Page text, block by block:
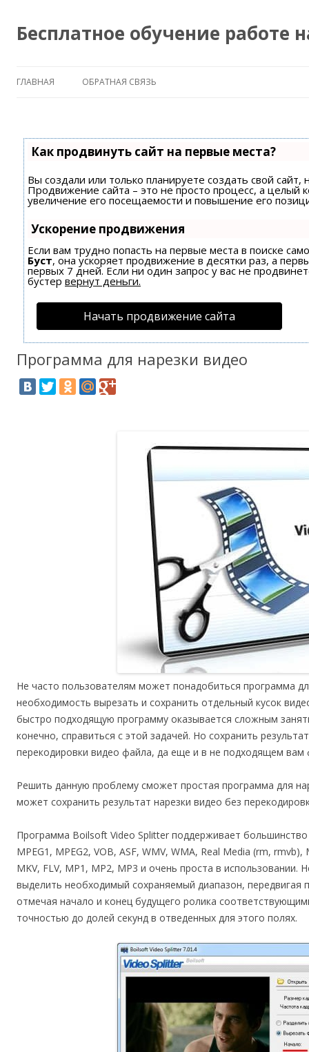
Бесплатное обучение работе
ГЛАВНАЯ ОБРАТНАЯ СВЯЗЬ
Как продвинуть сайт на первые места?
Вы создали или только планируете создать свой сайт,
Продвижение сайта – это не просто процесс, а целый
увеличение его посещаемости и повышение его
Ускорение продвижения
Если вам трудно попасть на первые места в поиске
Буст, она ускоряет продвижение в десятки раз, а
первых 7 дней. Если ни один запрос у вас не
бустер вернут деньги.
Начать продвижение сайта
Программа для нарезки видео
Не часто пользователям может понадобиться программа
необходимость вырезать и сохранить отдельный кусок
быстро подходящую программу оказывается сложным
конечно, справиться с этой задачей. Но сохранить
перекодировки видео файла, да еще и в не подходящем вам
Решить данную проблему сможет простая программа для
может сохранить результат нарезки видео без
Программа Boilsoft Video Splitter поддерживает
MPEG1, MPEG2, VOB, ASF, WMV, WMA, Real Media (rm,
MKV, FLV, MP1, MP2, MP3 и очень проста в
выделить необходимый сохраняемый диапазон, передвигая
отмечая начало и конец будущего ролика
точностью до долей секунд в отведенных для этого полях.